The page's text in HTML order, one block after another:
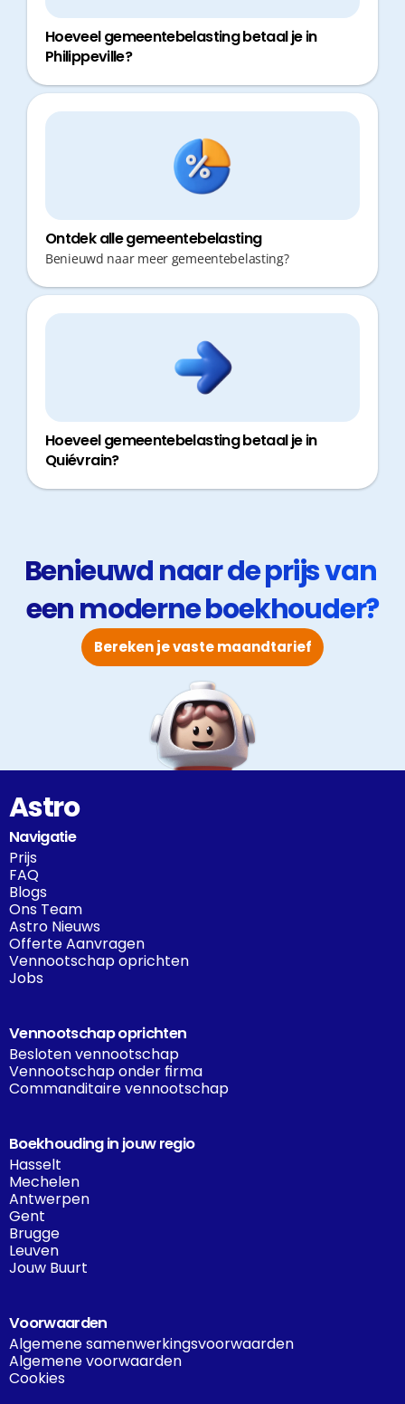
Hoeveel gemeentebelasting betaal je in
Philippeville?
Ontdek alle gemeentebelasting
Benieuwd naar meer gemeentebelasting?
Hoeveel gemeentebelasting betaal je in
Quiévrain?
Benieuwd naar de prijs van
een moderne boekhouder?
Bereken je vaste maandtarief
Astro
Navigatie
Prijs
FAQ
Blogs
Ons Team
Astro Nieuws
Offerte Aanvragen
Vennootschap oprichten
Jobs
Vennootschap oprichten
Besloten vennootschap
Vennootschap onder firma
Commanditaire vennootschap
Boekhouding in jouw regio
Hasselt
Mechelen
Antwerpen
Gent
Brugge
Leuven
Jouw Buurt
Voorwaarden
Algemene samenwerkingsvoorwaarden
Algemene voorwaarden
Cookies